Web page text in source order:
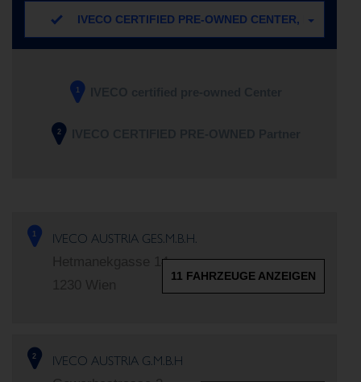
IVECO CERTIFIED PRE-OWNED CENTER, IVECO
1
2
1 IVECO AUSTRIA GES.M.B.H.
Hetmanekgasse 14
11 FAHRZEUGE ANZEIGEN
2 IVECO AUSTRIA G.M.B.H